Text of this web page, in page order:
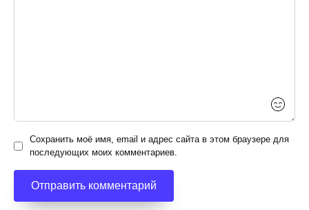
Сохранить моё имя, email и адрес сайта в этом браузере для
последующих моих комментариев.